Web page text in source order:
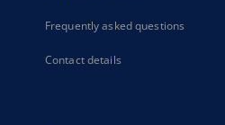
Frequently asked questions
Contact details